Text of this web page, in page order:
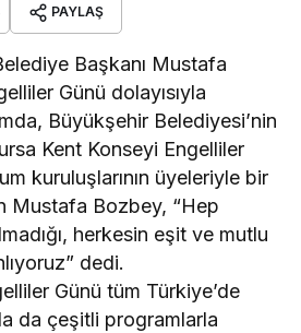
PAYLAŞ
Başkanı Mustafa
Günü dolayısıyla
Büyükşehir Belediyesi’nin
Kent Konseyi Engelliler
kuruluşlarının üyeleriyle bir
Mustafa Bozbey, “Hep
herkesin eşit ve mutlu
dedi.
Günü tüm Türkiye’de
da çeşitli programlarla